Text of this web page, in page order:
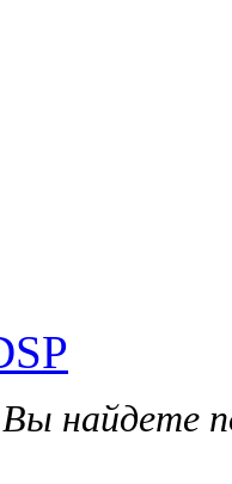
Вы найдете